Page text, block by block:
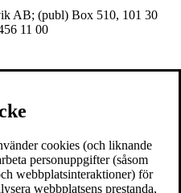
AB; (publ) Box 510, 101 30
11 00
cookies (och liknande
personuppgifter (såsom
webbplatsinteraktioner) för
webbplatsens prestanda,